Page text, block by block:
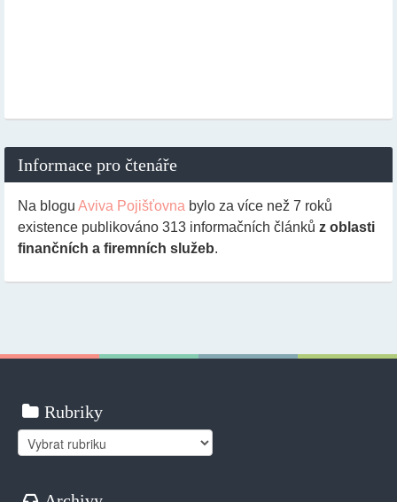
Informace pro čtenáře
Na blogu Aviva Pojišťovna bylo za více než 7 roků
existence publikováno 313 informačních článků z oblasti
finančních a firemních služeb.
Rubriky
Rubriky